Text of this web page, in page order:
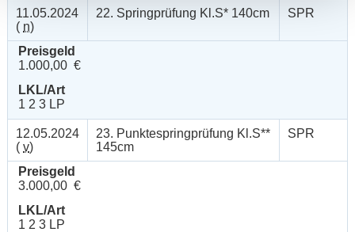
11.05.2024
( n)
22. Springprüfung Kl.S* 140cm SPR
Preisgeld
1.000,00 €
LKL/Art
1 2 3 LP
12.05.2024
( v)
23. Punktespringprüfung Kl.S**
145cm
SPR
Preisgeld
3.000,00 €
LKL/Art
1 2 3 LP